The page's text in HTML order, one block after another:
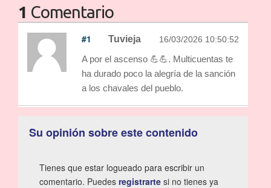
1 Comentario
#1 Tuvieja 16/03/2026 10:50:52
A por el ascenso 💪💪. Multicuentas te
ha durado poco la alegría de la sanción
a los chavales del pueblo.
Su opinión sobre este contenido
Tienes que estar logueado para escribir un
comentario. Puedes registrarte si no tienes ya